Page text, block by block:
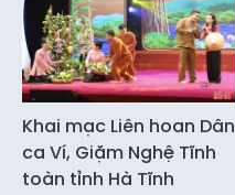
Khai mạc Liên hoan Dân
ca Ví, Giặm Nghệ Tĩnh
toàn tỉnh Hà Tĩnh